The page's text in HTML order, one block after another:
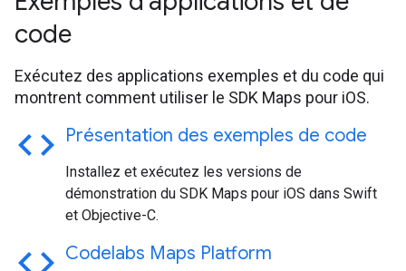
code
Exécutez des applications exemples et du code qui
montrent comment utiliser le SDK Maps pour iOS.
code Présentation des exemples de code
Installez et exécutez les versions de
démonstration du SDK Maps pour iOS dans Swift
et Objective-C.
Codelabs Maps Platform